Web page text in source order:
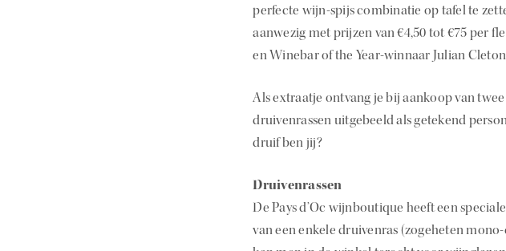
perfecte wijn-spijs combinatie op tafel te
aanwezig met prijzen van €4,50 tot €75 per
en Winebar of the Year-winnaar Julian
Als extraatje ontvang je bij aankoop van
druivenrassen uitgebeeld als getekend
druif ben jij?
Druivenrassen
De Pays d’Oc wijnboutique heeft een
van een enkele druivenras (zogeheten